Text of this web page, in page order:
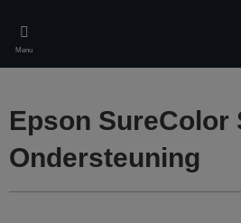
main
content
Menu
Epson SureColor
Ondersteuning